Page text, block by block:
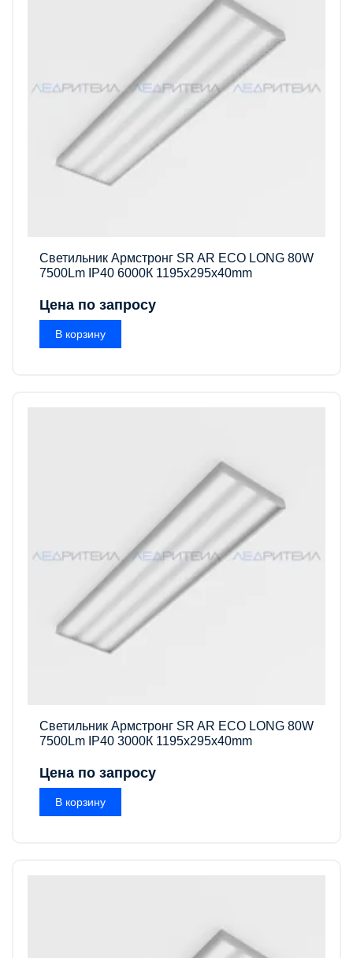
Светильник Армстронг SR AR ECO LONG 80W
7500Lm IP40 6000К 1195x295x40mm
Цена по запросу
В корзину
Светильник Армстронг SR AR ECO LONG 80W
7500Lm IP40 3000К 1195x295x40mm
Цена по запросу
В корзину